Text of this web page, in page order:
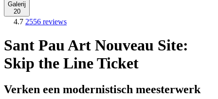
Galerij
20
4.7 2556 reviews
Sant Pau Art Nouveau Site:
Skip the Line Ticket
Verken een modernistisch meesterwerk